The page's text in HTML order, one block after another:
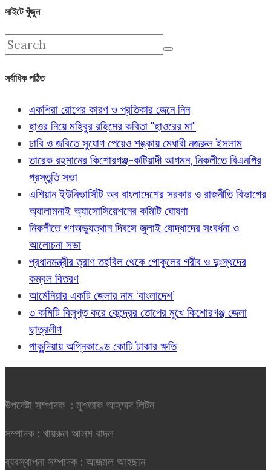
সাইটে খুঁজুন
সর্বাধিক পঠিত
একশিরা রোগের কারণ ও প্রতিকার জেনে নিন
হাওর নিয়ে মহিবুর রহিমের কবিতা "হাওরের মা"
ঢাবি ও জবিতে সুযোগ পেয়েও শঙ্কায় মেধাবী নজরুল ইসলাম
তারেক রহমানের কিশোরগঞ্জ-কটিয়াদী আগমন, নিকলীতে বিএনপির
প্রস্তুতি সভা
এশিয়ান ইউনিভার্সিটি অব বাংলাদেশের সরকার ও রাজনীতি বিভাগের
অ্যালামনাই অ্যাসোসিয়েশনের কমিটি ঘোষণা
নিকলীতে গণঅভ্যুত্থান দিবসে জুলাই যোদ্ধাদের সংবর্ধনা ও
আলোচনা সভা
প্রধানমন্ত্রীর ত্রাণ তহবিল থেকে গোকুলের গরীব ও দুঃস্থদের
কম্বল বিতরণ
আর্মেনিয়ার একটি জেলার নাম ‘বাংলাদেশ’
৩ কমিটি বিলুপ্ত করে কেন্দ্রের তোপের মুখে কিশোরগঞ্জ জেলা
ছাত্রলীগ
পাকুন্দিয়ায় অগ্নিকাণ্ডে কোটি টাকার ক্ষতি
উপদেষ্টা সম্পাদক : মুশতাক আহম্মদ লিটন
সম্পাদক : খায়রুল আলম বাদল
ব্যবস্থাপনা সম্পাদক : আজমল আহছান